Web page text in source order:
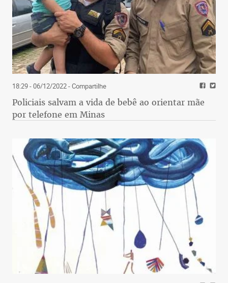
18:29 - 06/12/2022- Compartilhe
Policiais salvam a vida de bebê ao orientar mãe
por telefone em Minas